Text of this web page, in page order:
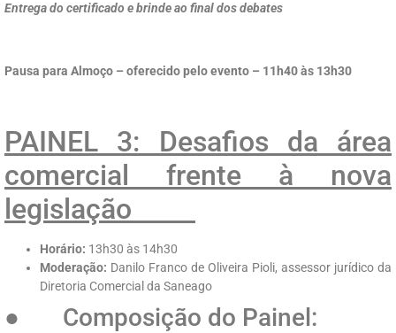
Entrega do certificado e brinde ao final dos debates
Pausa para Almoço – oferecido pelo evento – 11h40 às 13h30
PAINEL 3: Desafios da área
comercial frente à nova
legislação
Horário: 13h30 às 14h30
Moderação: Danilo Franco de Oliveira Pioli, assessor jurídico da
Diretoria Comercial da Saneago
● Composição do Painel: